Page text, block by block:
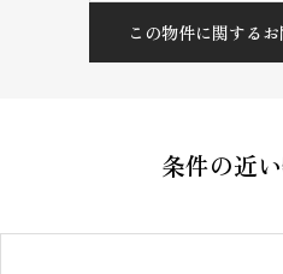
この物件に関する
条件の近